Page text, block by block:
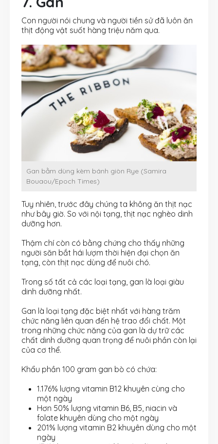
Con người nói chung và người tiền sử đã luôn ăn
thịt động vật suốt hàng triệu năm qua.
Gan bằm dùng kèm bánh giòn Rye (Samira
Bouaou/Epoch Times)
Tuy nhiên, trước đây chúng ta không ăn thịt nạc
như bây giờ. So với nội tạng, thịt nạc nghèo dinh
dưỡng hơn.
Thậm chí còn có bằng chứng cho thấy những
người săn bắt hái lượm thời hiện đại chọn ăn
tạng, còn thịt nạc dùng để nuôi chó.
Trong số tất cả các loại tạng, gan là loại giàu
dinh dưỡng nhất.
Gan là loại tạng đặc biệt‎ nhất với hàng trăm
chức năng liên quan đến hệ trao đổi chất. Một
trong những chức năng của gan là dự trữ các
chất dinh dưỡng quan trọng để nuôi phần còn lại
của cơ thể.
Khẩu phần 100 gram gan bò có chứa:
1.176% lượng vitamin B12 khuyên cùng cho
một ngày
Hơn 50% lượng vitamin B6, B5, niacin và
folate khuyên dùng cho một ngày
201% lượng vitamin B2 khuyên dùng cho một
ngày